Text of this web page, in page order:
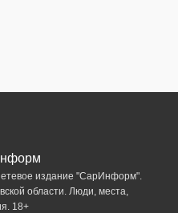
издание "СарИнформ".
области. Люди, места,
18+